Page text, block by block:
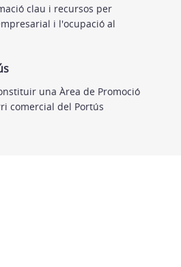
clau i recursos per
i l'ocupació al
una Àrea de Promoció
comercial del Portús